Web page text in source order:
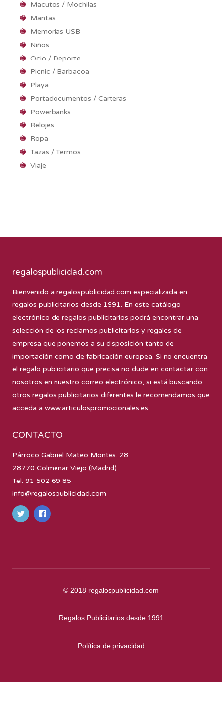
Macutos / Mochilas
Mantas
Memorias USB
Niños
Ocio / Deporte
Picnic / Barbacoa
Playa
Portadocumentos / Carteras
Powerbanks
Relojes
Ropa
Tazas / Termos
Viaje
regalospublicidad.com
Bienvenido a regalospublicidad.com especializada en
regalos publicitarios desde 1991. En este catálogo
electrónico de regalos publicitarios podrá encontrar una
selección de los reclamos publicitarios y regalos de
empresa que ponemos a su disposición tanto de
importación como de fabricación europea. Si no encuentra
el regalo publicitario que precisa no dude en contactar con
nosotros en nuestro correo electrónico, si está buscando
otros regalos publicitarios diferentes le recomendamos que
acceda a www.articulospromocionales.es.
CONTACTO
Párroco Gabriel Mateo Montes. 28
28770 Colmenar Viejo (Madrid)
Tel. 91 502 69 85
info@regalospublicidad.com
© 2018 regalospublicidad.com
Regalos Publicitarios desde 1991
Política de privacidad